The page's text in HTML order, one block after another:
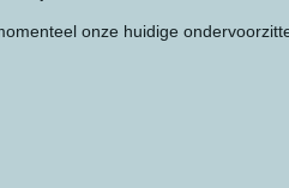
onze huidige